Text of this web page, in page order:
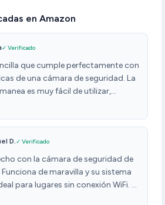
en Amazon
✓ Verificado
que cumple perfectamente con
de una cámara de seguridad. La
es muy fácil de utilizar,
tuve varias dudas para configurar
dudas que tenía y me indicaron los
poder configurar todo
contenta con el dispositivo y con
especialmente con Eric con el que
y fue muy amable explicándome
D.✓ Verificado
con la cámara de seguridad de
de maravilla y su sistema
para lugares sin conexión WiFi. La
es clara tanto de día como de